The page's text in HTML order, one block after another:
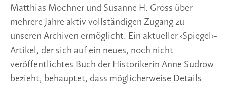
Matthias Mochner und Susanne H. Gross über
mehrere Jahre aktiv vollständigen Zugang zu
unseren Archiven ermöglicht. Ein aktueller ‹Spiegel›-
Artikel, der sich auf ein neues, noch nicht
veröffentlichtes Buch der Historikerin Anne Sudrow
bezieht, behauptet, dass möglicherweise Details